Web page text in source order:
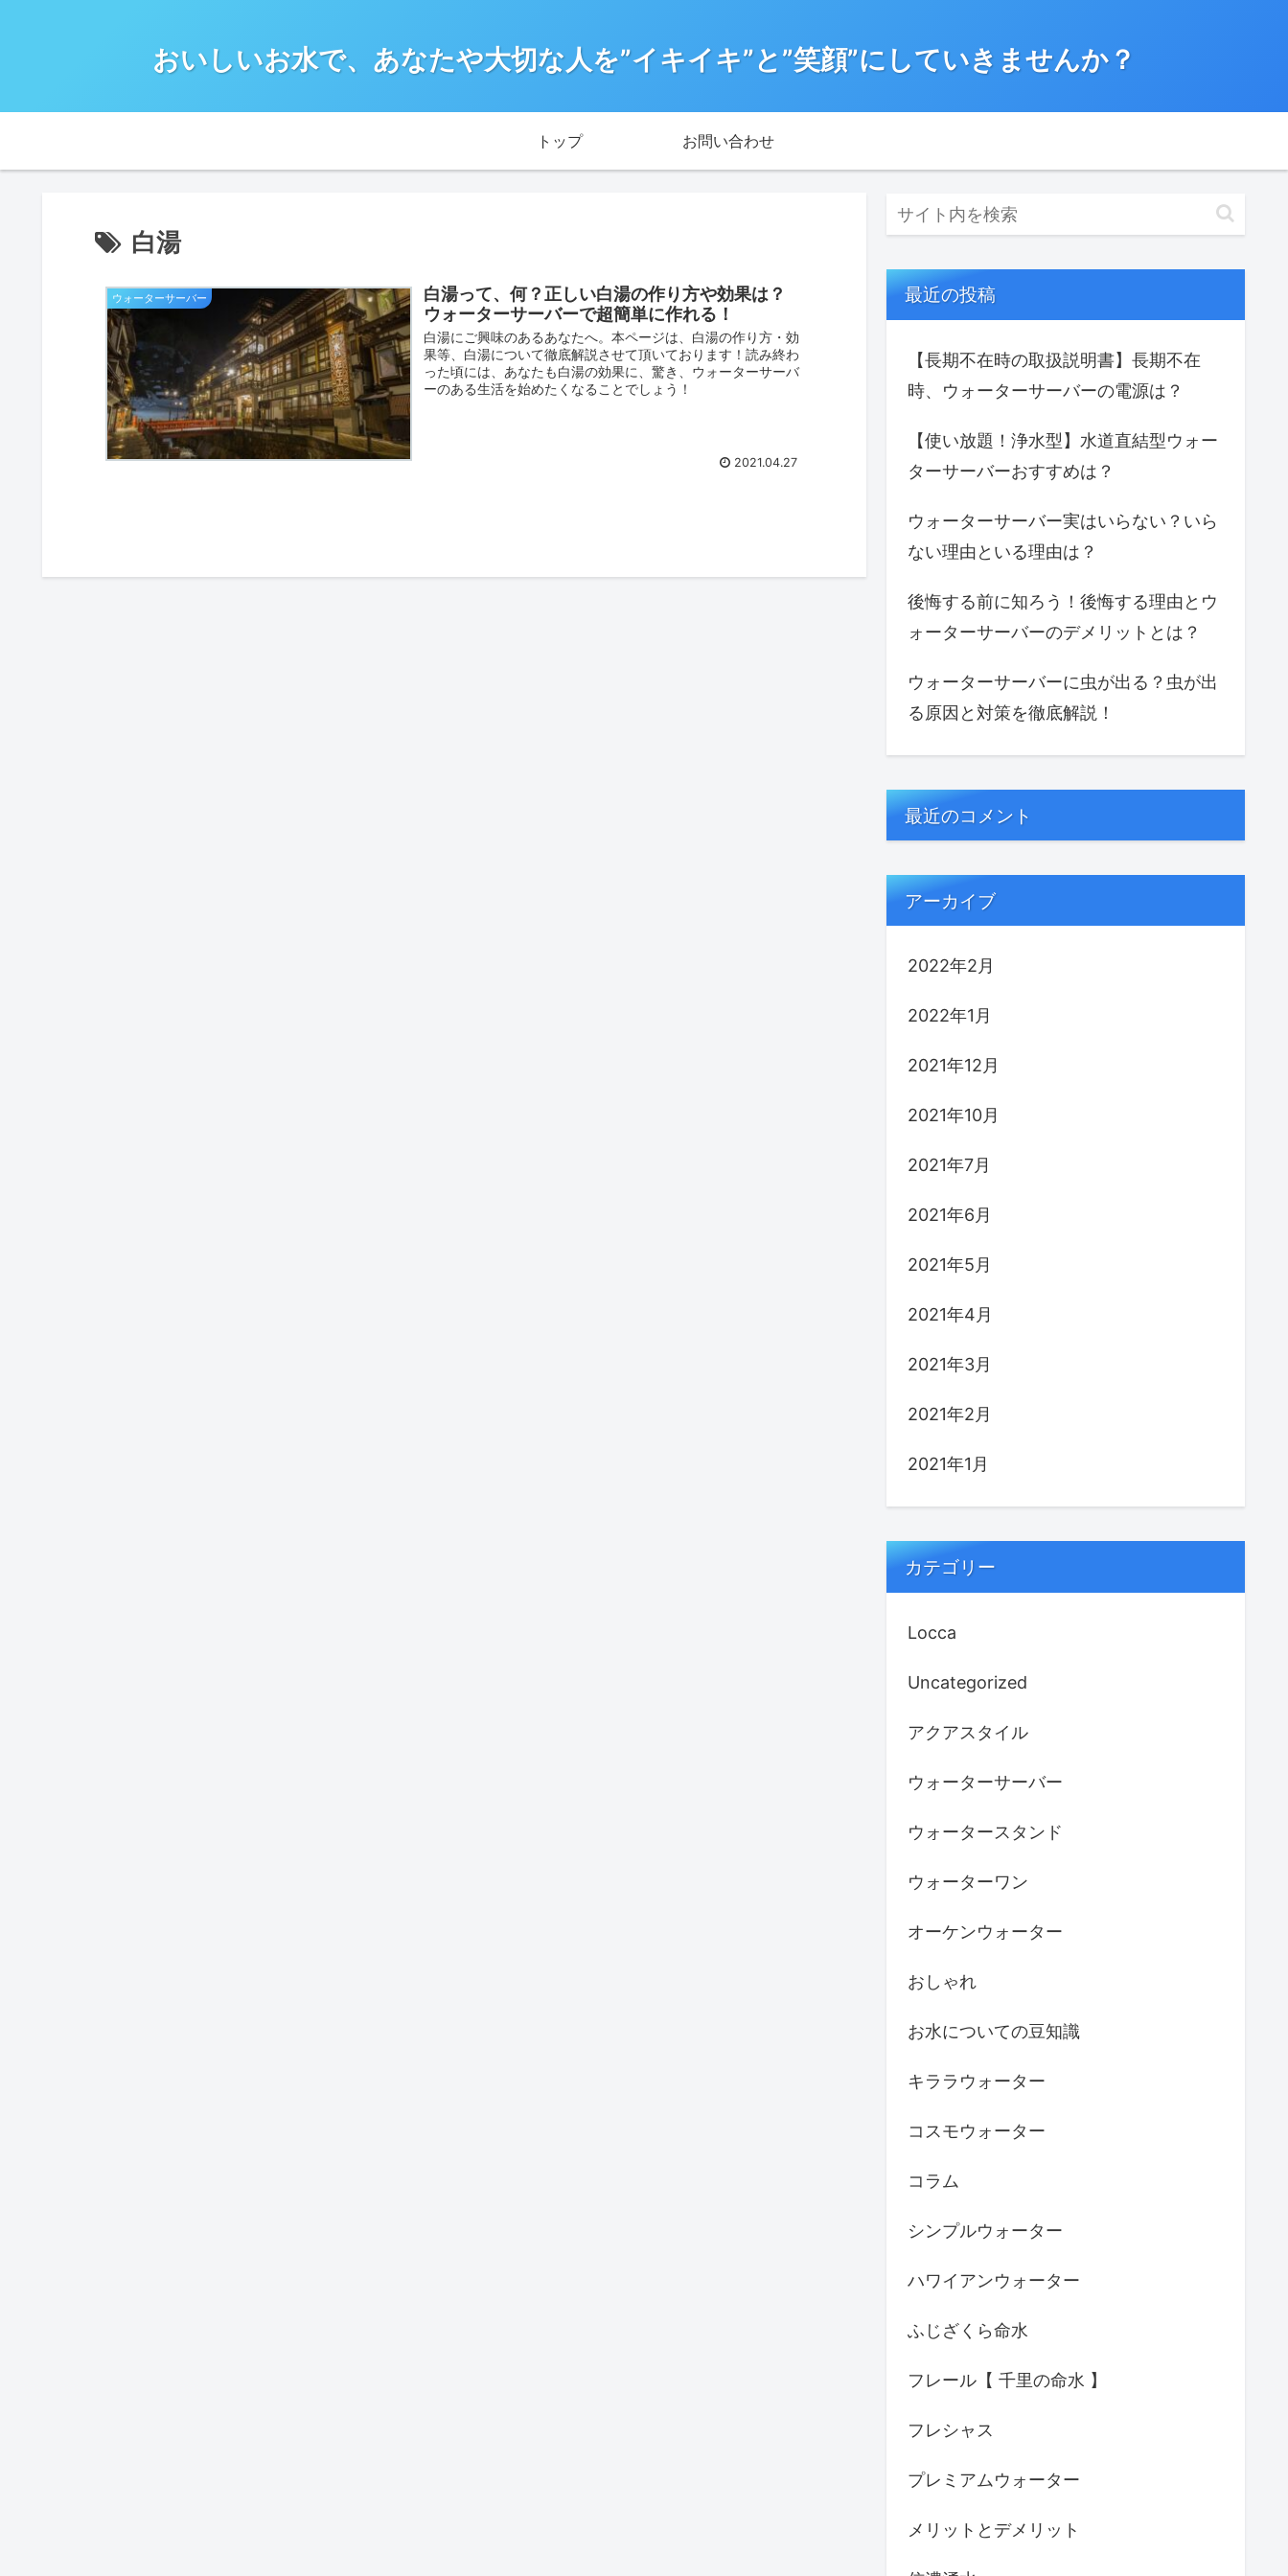
おいしいお水で、あなたや大切な人を”イキイキ”と”笑顔”にしていきませんか？
トップ お問い合わせ
白湯
ウォーターサーバー
白湯って、何？正しい白湯の作り方や効果は？
ウォーターサーバーで超簡単に作れる！
白湯にご興味のあるあなたへ。本ページは、白湯の作り方・効
果等、白湯について徹底解説させて頂いております！読み終わ
った頃には、あなたも白湯の効果に、驚き、ウォーターサーバ
ーのある生活を始めたくなることでしょう！
2021.04.27
最近の投稿
【長期不在時の取扱説明書】長期不在
時、ウォーターサーバーの電源は？
【使い放題！浄水型】水道直結型ウォー
ターサーバーおすすめは？
ウォーターサーバー実はいらない？いら
ない理由といる理由は？
後悔する前に知ろう！後悔する理由とウ
ォーターサーバーのデメリットとは？
ウォーターサーバーに虫が出る？虫が出
る原因と対策を徹底解説！
最近のコメント
アーカイブ
2022年2月
2022年1月
2021年12月
2021年10月
2021年7月
2021年6月
2021年5月
2021年4月
2021年3月
2021年2月
2021年1月
カテゴリー
Locca
Uncategorized
アクアスタイル
ウォーターサーバー
ウォータースタンド
ウォーターワン
オーケンウォーター
おしゃれ
お水についての豆知識
キララウォーター
コスモウォーター
コラム
シンプルウォーター
ハワイアンウォーター
ふじざくら命水
フレール【 千里の命水 】
フレシャス
プレミアムウォーター
メリットとデメリット